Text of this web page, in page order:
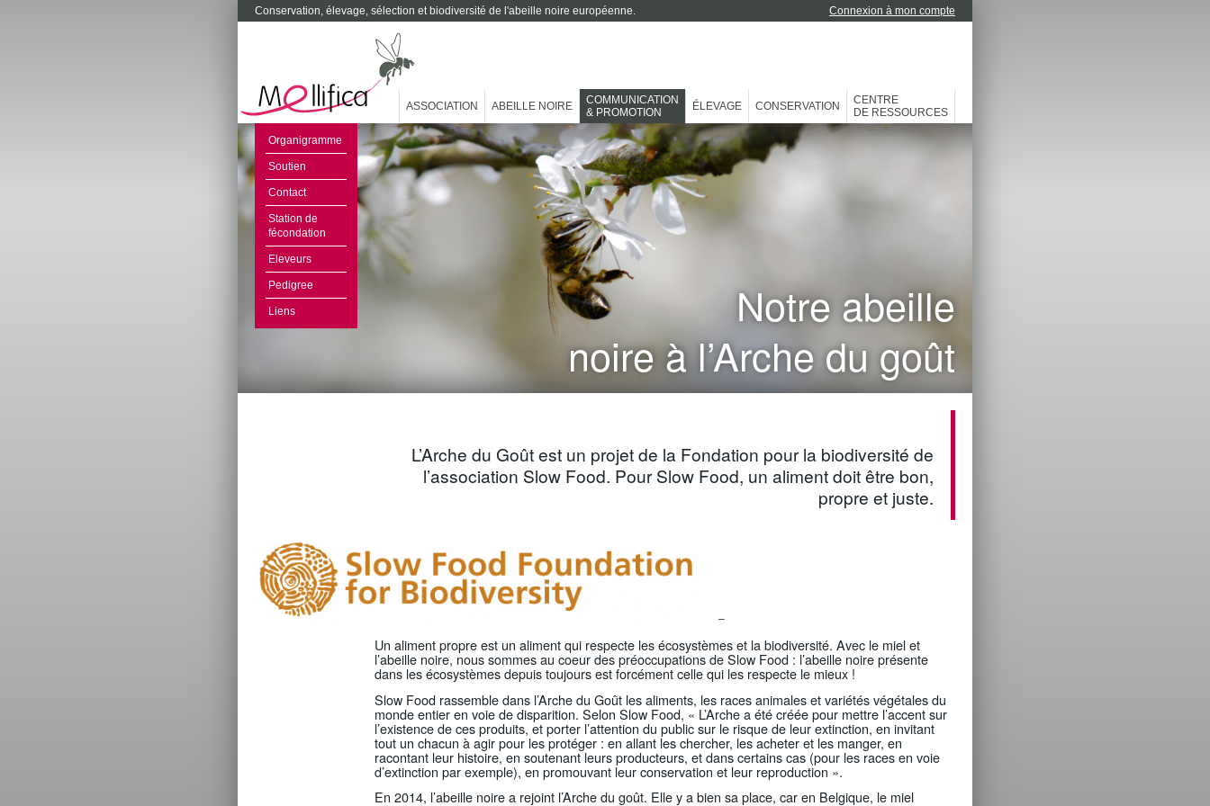
Conservation, élevage, sélection et biodiversité de l'abeille noire européenne. Connexion à mon compte
ASSOCIATION ABEILLE NOIRE
COMMUNICATION
& PROMOTION
ÉLEVAGE CONSERVATION
CENTRE
DE RESSOURCES
Organigramme
Soutien
Contact
Station de
fécondation
Eleveurs
Pedigree
Liens Notre abeille
noireàl’Archedugoût
L’Arche du Goût est un projet de la Fondation pour la biodiversité de
l’association Slow Food. Pour Slow Food, un aliment doit être bon,
propre et juste.
–
Un aliment propre est un aliment qui respecte les écosystèmes et la biodiversité. Avec le miel et
l’abeille noire, nous sommes au coeur des préoccupations de Slow Food : l’abeille noire présente
dans les écosystèmes depuis toujours est forcément celle qui les respecte le mieux !
Slow Food rassemble dans l’Arche du Goût les aliments, les races animales et variétés végétales du
monde entier en voie de disparition. Selon Slow Food, « L’Arche a été créée pour mettre l’accent sur
l’existence de ces produits, et porter l’attention du public sur le risque de leur extinction, en invitant
tout un chacun à agir pour les protéger : en allant les chercher, les acheter et les manger, en
racontant leur histoire, en soutenant leurs producteurs, et dans certains cas (pour les races en voie
d’extinction par exemple), en promouvant leur conservation et leur reproduction ».
En 2014, l’abeille noire a rejoint l’Arche du goût. Elle y a bien sa place, car en Belgique, le miel